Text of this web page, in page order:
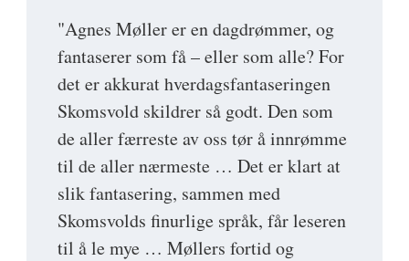
"Agnes Møller er en dagdrømmer, og
fantaserer som få – eller som alle? For
det er akkurat hverdagsfantaseringen
Skomsvold skildrer så godt. Den som
de aller færreste av oss tør å innrømme
til de aller nærmeste … Det er klart at
slik fantasering, sammen med
Skomsvolds finurlige språk, får leseren
til å le mye … Møllers fortid og